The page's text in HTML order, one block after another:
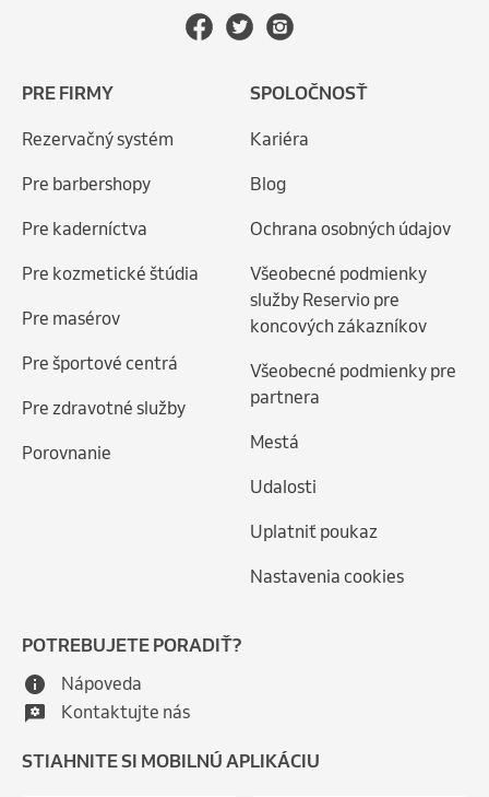
PRE FIRMY
Rezervačný systém
Pre barbershopy
Pre kaderníctva
Pre kozmetické štúdia
Pre masérov
Pre športové centrá
Pre zdravotné služby
Porovnanie
SPOLOČNOSŤ
Kariéra
Blog
Ochrana osobných údajov
Všeobecné podmienky
služby Reservio pre
koncových zákazníkov
Všeobecné podmienky pre
partnera
Mestá
Udalosti
Uplatniť poukaz
Nastavenia cookies
POTREBUJETE PORADIŤ?
Nápoveda
Kontaktujte nás
STIAHNITE SI MOBILNÚ APLIKÁCIU